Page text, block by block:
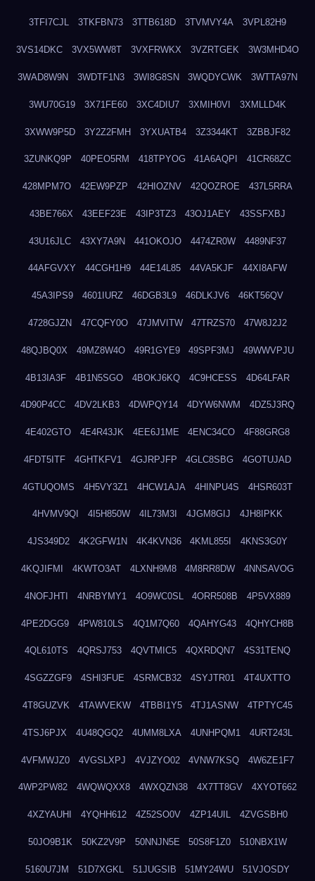
3TFI7CJL 3TKFBN73 3TTB618D 3TVMVY4A 3VPL82H9
3VS14DKC 3VX5WW8T 3VXFRWKX 3VZRTGEK 3W3MHD4O
3WAD8W9N 3WDTF1N3 3WI8G8SN 3WQDYCWK 3WTTA97N
3WU70G19 3X71FE60 3XC4DIU7 3XMIH0VI 3XMLLD4K
3XWW9P5D 3Y2Z2FMH 3YXUATB4 3Z3344KT 3ZBBJF82
3ZUNKQ9P 40PEO5RM 418TPYOG 41A6AQPI 41CR68ZC
428MPM7O 42EW9PZP 42HIOZNV 42QOZROE 437L5RRA
43BE766X 43EEF23E 43IP3TZ3 43OJ1AEY 43SSFXBJ
43U16JLC 43XY7A9N 441OKOJO 4474ZR0W 4489NF37
44AFGVXY 44CGH1H9 44E14L85 44VA5KJF 44XI8AFW
45A3IPS9 4601IURZ 46DGB3L9 46DLKJV6 46KT56QV
4728GJZN 47CQFY0O 47JMVITW 47TRZS70 47W8J2J2
48QJBQ0X 49MZ8W4O 49R1GYE9 49SPF3MJ 49WWVPJU
4B13IA3F 4B1N5SGO 4BOKJ6KQ 4C9HCESS 4D64LFAR
4D90P4CC 4DV2LKB3 4DWPQY14 4DYW6NWM 4DZ5J3RQ
4E402GTO 4E4R43JK 4EE6J1ME 4ENC34CO 4F88GRG8
4FDT5ITF 4GHTKFV1 4GJRPJFP 4GLC8SBG 4GOTUJAD
4GTUQOMS 4H5VY3Z1 4HCW1AJA 4HINPU4S 4HSR603T
4HVMV9QI 4I5H850W 4IL73M3I 4JGM8GIJ 4JH8IPKK
4JS349D2 4K2GFW1N 4K4KVN36 4KML855I 4KNS3G0Y
4KQJIFMI 4KWTO3AT 4LXNH9M8 4M8RR8DW 4NNSAVOG
4NOFJHTI 4NRBYMY1 4O9WC0SL 4ORR508B 4P5VX889
4PE2DGG9 4PW810LS 4Q1M7Q60 4QAHYG43 4QHYCH8B
4QL610TS 4QRSJ753 4QVTMIC5 4QXRDQN7 4S31TENQ
4SGZZGF9 4SHI3FUE 4SRMCB32 4SYJTR01 4T4UXTTO
4T8GUZVK 4TAWVEKW 4TBBI1Y5 4TJ1ASNW 4TPTYC45
4TSJ6PJX 4U48QGQ2 4UMM8LXA 4UNHPQM1 4URT243L
4VFMWJZ0 4VGSLXPJ 4VJZYO02 4VNW7KSQ 4W6ZE1F7
4WP2PW82 4WQWQXX8 4WXQZN38 4X7TT8GV 4XYOT662
4XZYAUHI 4YQHH612 4Z52SO0V 4ZP14UIL 4ZVGSBH0
50JO9B1K 50KZ2V9P 50NNJN5E 50S8F1Z0 510NBX1W
5160U7JM 51D7XGKL 51JUGSIB 51MY24WU 51VJOSDY